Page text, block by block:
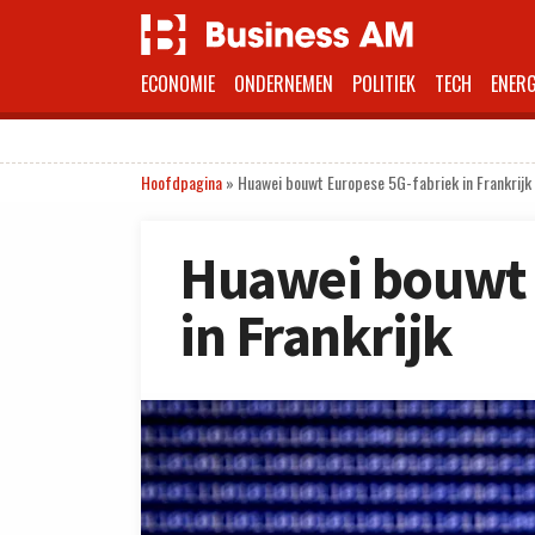
ECONOMIE ONDERNEMEN POLITIEK TECH
Hoofdpagina» Huawei bouwt Europese 5G-fabriek in Frankrijk
Huawei
in Frankrijk